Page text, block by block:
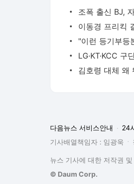
다음뉴스 서비스안내 24
기사배열책임자 : 임광욱
뉴스 기사에 대한 저작권
© Daum Corp.